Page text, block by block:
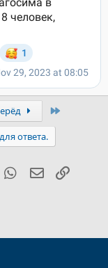
ответа.
Tumblr WhatsApp